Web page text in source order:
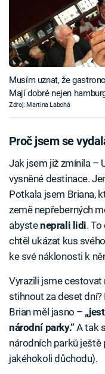
Musím uznat, že
Mají dobré nejen
Zdroj: Martina Labohá
Proč jsem se
Jak jsem již zmínila –
vysněné destinace.
Potkala jsem Briana,
země nepřeberných
abysteneprali lidi.
chtěl ukázat kus
ke své náklonosti k
Vyrazili jsme cestovat
stihnout za deset dní?
Brian měl jasno –
národní parky.“A tak
národních parků
jakéhokoli důchodu).